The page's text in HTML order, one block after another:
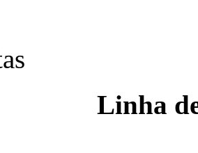
Linha